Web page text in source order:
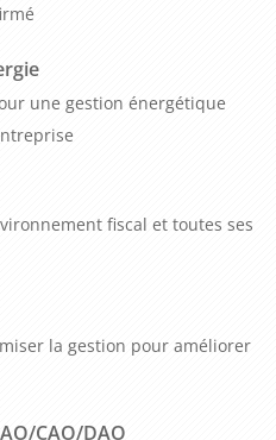
une gestion énergétique
fiscal et toutes ses
la gestion pour améliorer
CAO/DAO